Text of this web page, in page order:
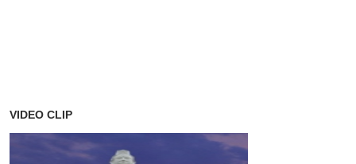
VIDEO CLIP